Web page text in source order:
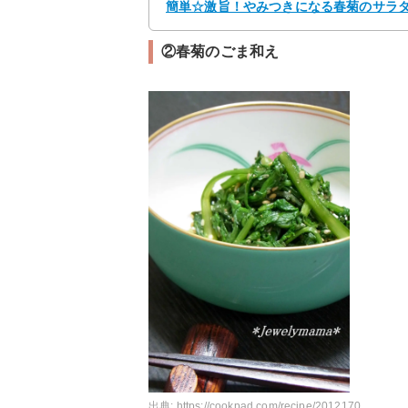
簡単☆激旨！やみつきになる春菊のサラ
②春菊のごま和え